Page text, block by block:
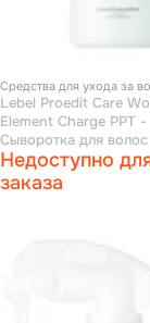
Средства для ухода за
Lebel Proedit Care
Element Charge PPT -
Сыворотка для
дозатором 150 мл
Недоступно
заказа